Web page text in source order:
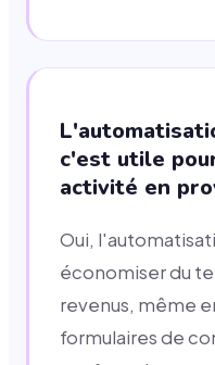
c'est utile
activité en
Oui,
économiser du
revenus, même
formulaires de